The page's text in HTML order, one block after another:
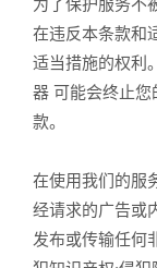
为了保护服务不
在违反本条款和
适当措施的权利
器 可能会终止您
款。
在使用我们的服
经请求的广告或
发布或传输任何